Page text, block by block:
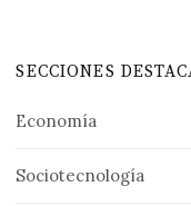
SECCIONES
Economía
Sociotecnología